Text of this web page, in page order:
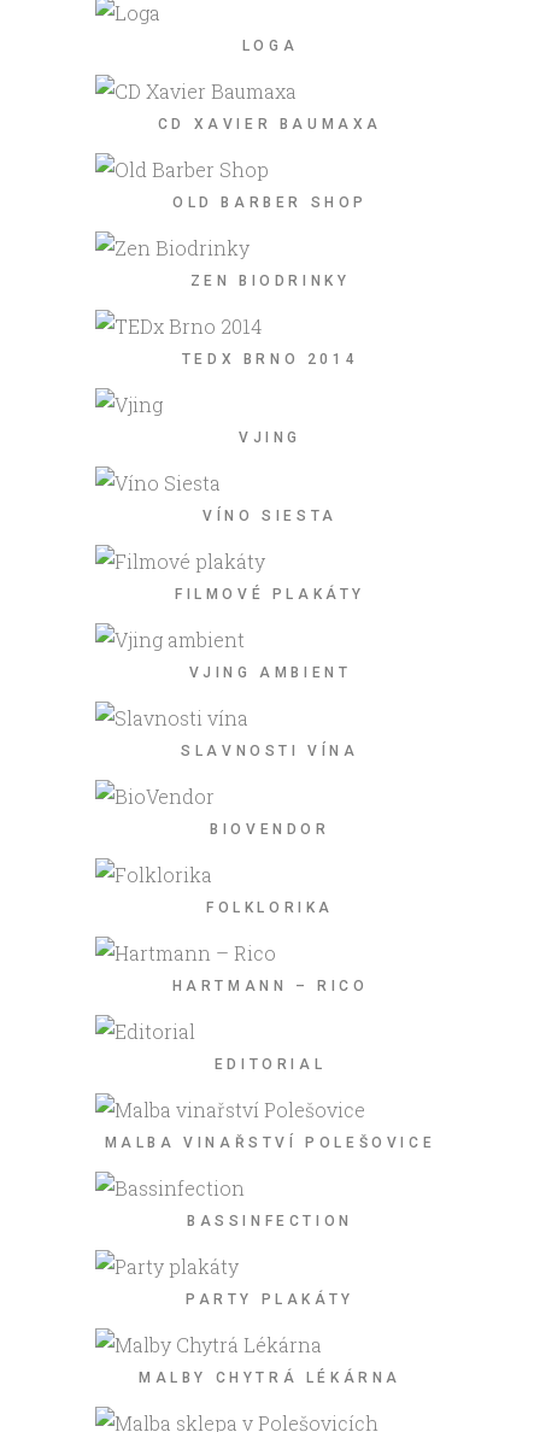
LOGA
CD XAVIER BAUMAXA
OLD BARBER SHOP
ZEN BIODRINKY
TEDX BRNO 2014
VJING
VÍNO SIESTA
FILMOVÉ PLAKÁTY
VJING AMBIENT
SLAVNOSTI VÍNA
BIOVENDOR
FOLKLORIKA
HARTMANN – RICO
EDITORIAL
MALBA VINAŘSTVÍ POLEŠOVICE
BASSINFECTION
PARTY PLAKÁTY
MALBY CHYTRÁ LÉKÁRNA